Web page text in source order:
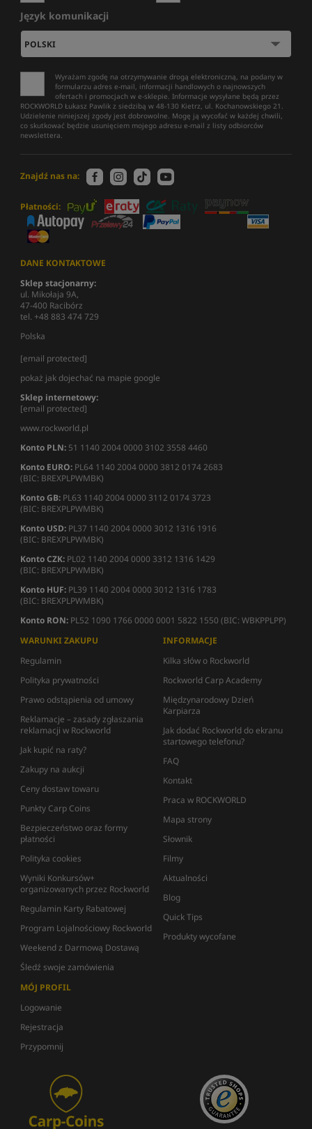
Język komunikacji
Wyrażam zgodę na otrzymywanie drogą elektroniczną, na podany w
formularzu adres e-mail, informacji handlowych o najnowszych
ofertach i promocjach w e-sklepie. Informacje wysyłane będą przez
ROCKWORLD Łukasz Pawlik z siedzibą w 48-130 Kietrz, ul. Kochanowskiego 21.
Udzielenie niniejszej zgody jest dobrowolne. Mogę ją wycofać w każdej chwili,
co skutkować będzie usunięciem mojego adresu e-mail z listy odbiorców
newslettera.
Znajdź nas na:
Płatności:
DANE KONTAKTOWE
Sklep stacjonarny:
ul. Mikołaja 9A,
47-400 Racibórz
tel. +48 883 474 729
Polska
[email protected]
pokaż jak dojechać na mapie google
Sklep internetowy:
[email protected]
www.rockworld.pl
Konto PLN: 51 1140 2004 0000 3102 3558 4460
Konto EURO: PL64 1140 2004 0000 3812 0174 2683
(BIC: BREXPLPWMBK)
Konto GB: PL63 1140 2004 0000 3112 0174 3723
(BIC: BREXPLPWMBK)
Konto USD: PL37 1140 2004 0000 3012 1316 1916
(BIC: BREXPLPWMBK)
Konto CZK: PL02 1140 2004 0000 3312 1316 1429
(BIC: BREXPLPWMBK)
Konto HUF: PL39 1140 2004 0000 3012 1316 1783
(BIC: BREXPLPWMBK)
Konto RON: PL52 1090 1766 0000 0001 5822 1550 (BIC: WBKPPLPP)
WARUNKI ZAKUPU
Regulamin
Polityka prywatności
Prawo odstąpienia od umowy
Reklamacje – zasady zgłaszania
reklamacji w Rockworld
Jak kupić na raty?
Zakupy na aukcji
Ceny dostaw towaru
Punkty Carp Coins
Bezpieczeństwo oraz formy
płatności
Polityka cookies
Wyniki Konkursów+
organizowanych przez Rockworld
Regulamin Karty Rabatowej
Program Lojalnościowy Rockworld
Weekend z Darmową Dostawą
Śledź swoje zamówienia
INFORMACJE
Kilka słów o Rockworld
Rockworld Carp Academy
Międzynarodowy Dzień
Karpiarza
Jak dodać Rockworld do ekranu
startowego telefonu?
FAQ
Kontakt
Praca w ROCKWORLD
Mapa strony
Słownik
Filmy
Aktualności
Blog
Quick Tips
Produkty wycofane
MÓJ PROFIL
Logowanie
Rejestracja
Przypomnij